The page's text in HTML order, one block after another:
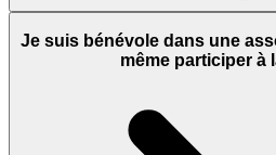
Je suis bénévole dans une
même participer à